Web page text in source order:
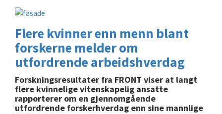
Flere kvinner enn menn blant
forskerne melder om
utfordrende arbeidshverdag
Forskningsresultater fra FRONT viser at langt
flere kvinnelige vitenskapelig ansatte
rapporterer om en gjennomgående
utfordrende forskerhverdag enn sine mannlige